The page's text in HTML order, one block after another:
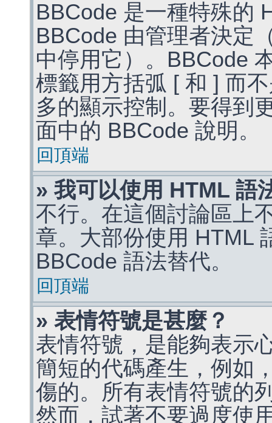
BBCode 是一種特殊的
BBCode 由管理者決定
中停用它）。BBCode
標籤用方括弧 [ 和 ] 而
多的顯示控制。要得到
面中的 BBCode 說明。
回頂端
» 我可以使用 HTML 語
不行。在這個討論區上
章。大部份使用 HTML
BBCode 語法替代。
回頂端
» 表情符號是甚麼？
表情符號，是能夠表示
簡短的代碼產生，例如
傷的。所有表情符號的
然而，試著不要過度使